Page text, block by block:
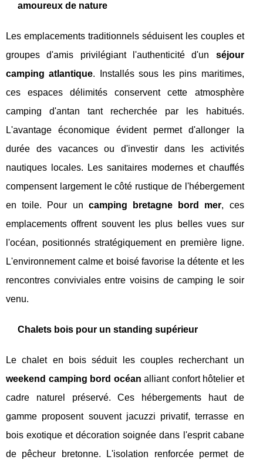
amoureux de nature
Les emplacements traditionnels séduisent les couples et
groupes d'amis privilégiant l'authenticité d'un séjour
camping atlantique. Installés sous les pins maritimes,
ces espaces délimités conservent cette atmosphère
camping d'antan tant recherchée par les habitués.
L'avantage économique évident permet d'allonger la
durée des vacances ou d'investir dans les activités
nautiques locales. Les sanitaires modernes et chauffés
compensent largement le côté rustique de l'hébergement
en toile. Pour un camping bretagne bord mer, ces
emplacements offrent souvent les plus belles vues sur
l'océan, positionnés stratégiquement en première ligne.
L'environnement calme et boisé favorise la détente et les
rencontres conviviales entre voisins de camping le soir
venu.
Chalets bois pour un standing supérieur
Le chalet en bois séduit les couples recherchant un
weekend camping bord océan alliant confort hôtelier et
cadre naturel préservé. Ces hébergements haut de
gamme proposent souvent jacuzzi privatif, terrasse en
bois exotique et décoration soignée dans l'esprit cabane
de pêcheur bretonne. L'isolation renforcée permet de